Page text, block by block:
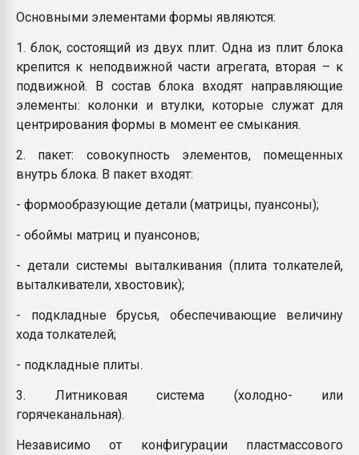
Основными элементами формы являются:
1. блок, состоящий из двух плит. Одна из плит блока
крепится к неподвижной части агрегата, вторая – к
подвижной. В состав блока входят направляющие
элементы: колонки и втулки, которые служат для
центрирования формы в момент ее смыкания.
2. пакет: совокупность элементов, помещенных
внутрь блока. В пакет входят:
- формообразующие детали (матрицы, пуансоны);
- обоймы матриц и пуансонов;
- детали системы выталкивания (плита толкателей,
выталкиватели, хвостовик);
- подкладные брусья, обеспечивающие величину
хода толкателей;
- подкладные плиты.
3. Литниковая система (холодно- или
горячеканальная).
Независимо от конфигурации пластмассового